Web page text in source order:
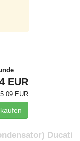
EUR
5.09 EUR
kaufen
Ducati